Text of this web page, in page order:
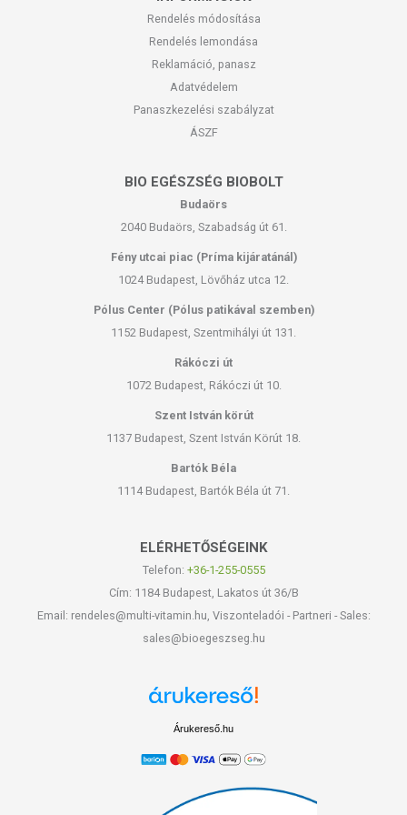
A termék belső fogyasztásra nem alkalmas. A termék nem
gyógyít betegségeket. A termék nem
az orvosi kezelés helyettesítésére alkalmas. Betegség esetén
kezelőorvosával! Kerülni kell a szembejutást. Az ajánlott napi
lépje túl! Ne használja irritált vagy sérült bőrfelületen! Ne
kiütés jelentkezik, függessze fel
a használatát! Gyermekektől elzárva tartandó.
Rendelés módosítása
Rendelés lemondása
Reklamáció, panasz
Adatvédelem
Panaszkezelési szabályzat
ÁSZF
BIO EGÉSZSÉG BIOBOLT
Budaörs
2040 Budaörs, Szabadság út 61.
Fény utcai piac (Príma kijáratánál)
1024 Budapest, Lövőház utca 12.
Pólus Center (Pólus patikával szemben)
1152 Budapest, Szentmihályi út 131.
Rákóczi út
1072 Budapest, Rákóczi út 10.
Szent István körút
1137 Budapest, Szent István Körút 18.
Bartók Béla
1114 Budapest, Bartók Béla út 71.
ELÉRHETŐSÉGEINK
Telefon: +36-1-255-0555
Cím: 1184 Budapest, Lakatos út 36/B
Email: rendeles@multi-vitamin.hu, Viszonteladói - Partneri - Sales:
sales@bioegeszseg.hu
Árukereső.hu